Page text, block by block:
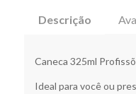
Descrição
Caneca 325ml
Ideal para você ou